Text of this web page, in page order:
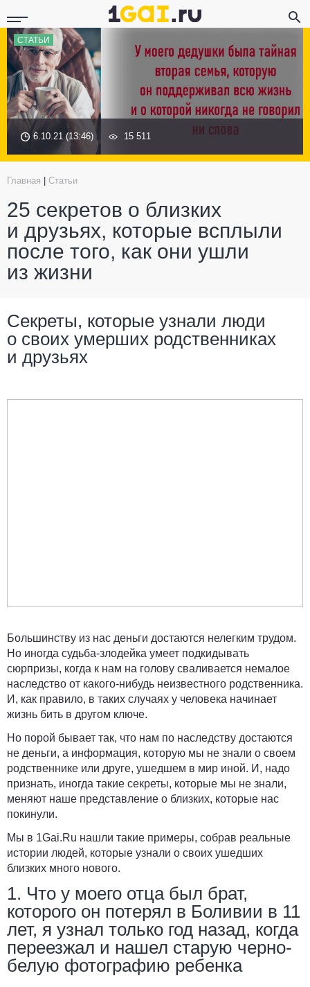
СТАТЬИ
6.10.21 (13:46) 15 511
Главная Статьи
25 секретов о близких
и друзьях, которые всплыли
после того, как они ушли
из жизни
Секреты, которые узнали люди
о своих умерших родственниках
и друзьях
Большинству из нас деньги достаются нелегким трудом.
Но иногда судьба-злодейка умеет подкидывать
сюрпризы, когда к нам на голову сваливается немалое
наследство от какого-нибудь неизвестного родственника.
И, как правило, в таких случаях у человека начинает
жизнь бить в другом ключе.
Но порой бывает так, что нам по наследству достаются
не деньги, а информация, которую мы не знали о своем
родственнике или друге, ушедшем в мир иной. И, надо
признать, иногда такие секреты, которые мы не знали,
меняют наше представление о близких, которые нас
покинули.
Мы в 1Gai.Ru нашли такие примеры, собрав реальные
истории людей, которые узнали о своих ушедших
близких много нового.
1. Что у моего отца был брат,
которого он потерял в Боливии в 11
лет, я узнал только год назад, когда
переезжал и нашел старую черно-
белую фотографию ребенка